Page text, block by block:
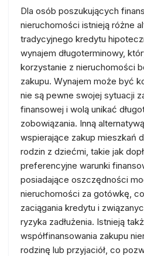
Dla osób poszukujących
nieruchomości istnieją różne
tradycyjnego kredytu
wynajem długoterminowy,
korzystanie z nieruchomości
zakupu. Wynajem może być
nie są pewne swojej sytuacji
finansowej i wolą unikać
zobowiązania. Inną
wspierające zakup mieszkań
rodzin z dziećmi, takie jak
preferencyjne warunki
posiadające oszczędności
nieruchomości za gotówkę,
zaciągania kredytu i
ryzyka zadłużenia. Istnieją
współfinansowania zakupu
rodzinę lub przyjaciół, co